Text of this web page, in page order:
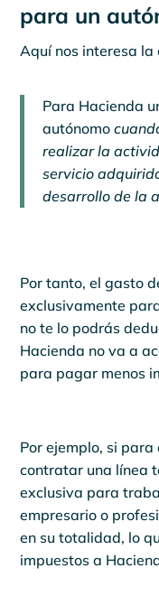
para un
Aquí nos interesa la
Para Hacienda
autónomo
realizar la
servicio
desarrollo de la
Por tanto, el gasto
exclusivamente
no te lo podrás
Hacienda no va a
para pagar menos
Por ejemplo, si
contratar una línea
exclusiva para
empresario o
en su totalidad, lo
impuestos a